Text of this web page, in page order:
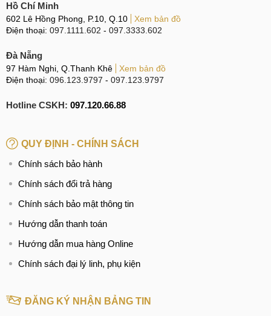
lại không có nhiều điểm chung. Ngoại trừ việc thiết kế của
cả hai đều là kiểu dáng phẳng, khung viền vuông vức bằng
OnePlus Turbo 6X Pro sẽ nhỉnh hơn về độ sáng màn hình
peak tới 6500 nits, vượt xa mức 3600 nits của đối thủ,
sử dụng thông thường.
năng chơi game vì đơn giản con chip Snapdragon 8s Gen 4
mang tới sức mạnh khác biệt cùng điểm AnTuTu gấp đôi
chiếc Turbo 6X Pro.
Về dung lượng pin, Turbo 6X Pro với 8000mAh vẫn phải
"ngồi chiếu dưới khi so sánh với mẫu OnePlus Turbo 6 sở
Hồ Chí Minh
602 Lê Hồng Phong, P.10, Q.10
Xem bản đồ
Điện thoại: 097.1111.602 - 097.3333.602
Đà Nẵng
97 Hàm Nghi, Q.Thanh Khê
Xem bản đồ
Điện thoại: 096.123.9797 - 097.123.9797
Hotline CSKH: 097.120.66.88
QUY ĐỊNH - CHÍNH SÁCH
Chính sách bảo hành
Chính sách đổi trả hàng
Chính sách bảo mật thông tin
Hướng dẫn thanh toán
Hướng dẫn mua hàng Online
Chính sách đại lý linh, phụ kiện
ĐĂNG KÝ NHẬN BẢNG TIN